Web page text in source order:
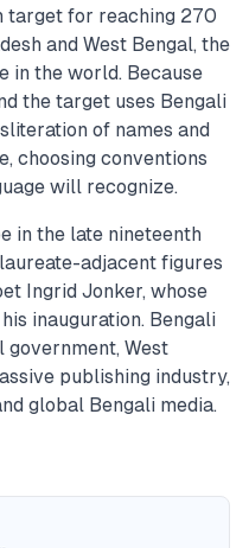
target for reaching 270
and West Bengal, the
in the world. Because
the target uses Bengali
of names and
choosing conventions
will recognize.
in the late nineteenth
adjacent figures
Ingrid Jonker, whose
inauguration. Bengali
government, West
publishing industry,
global Bengali media.